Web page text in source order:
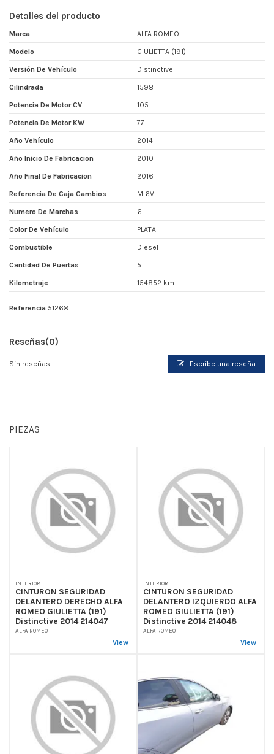
Detalles del producto
Marca ALFA ROMEO
Modelo GIULIETTA (191)
Versión De Vehículo Distinctive
Cilindrada 1598
Potencia De Motor CV 105
Potencia De Motor KW 77
Año Vehículo 2014
Año Inicio De Fabricacion 2010
Año Final De Fabricacion 2016
Referencia De Caja Cambios M 6V
Numero De Marchas 6
Color De Vehículo PLATA
Combustible Diesel
Cantidad De Puertas 5
Kilometraje 154852 km
Referencia 51268
Reseñas(0)
Sin reseñas Escribe una reseña
PIEZAS
INTERIOR
CINTURON SEGURIDAD
DELANTERO DERECHO ALFA
ROMEO GIULIETTA (191)
Distinctive 2014 214047
ALFA ROMEO
View
INTERIOR
CINTURON SEGURIDAD
DELANTERO IZQUIERDO ALFA
ROMEO GIULIETTA (191)
Distinctive 2014 214048
ALFA ROMEO
View